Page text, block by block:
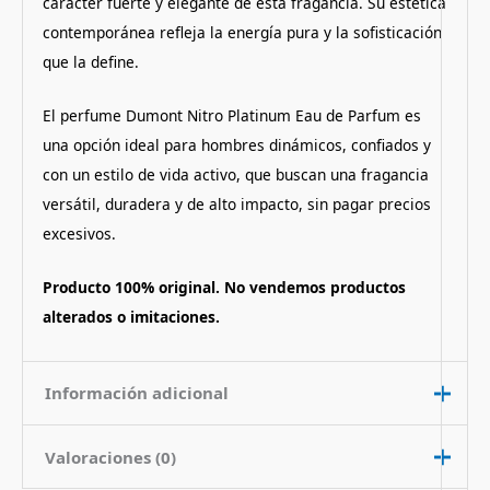
contemporánea refleja la energía pura y la sofisticación
que la define.
El perfume Dumont Nitro Platinum Eau de Parfum es
una opción ideal para hombres dinámicos, confiados y
con un estilo de vida activo, que buscan una fragancia
versátil, duradera y de alto impacto, sin pagar precios
excesivos.
Producto 100% original. No vendemos productos
alterados o imitaciones.
Información adicional
Contenido
Valoraciones (0)